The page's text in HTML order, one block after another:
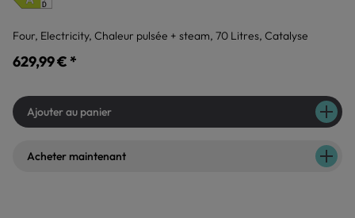
Four, Electricity, Chaleur pulsée + steam, 70 Litres, Catalyse
629,99 € *
Ajouter au panier
Acheter maintenant